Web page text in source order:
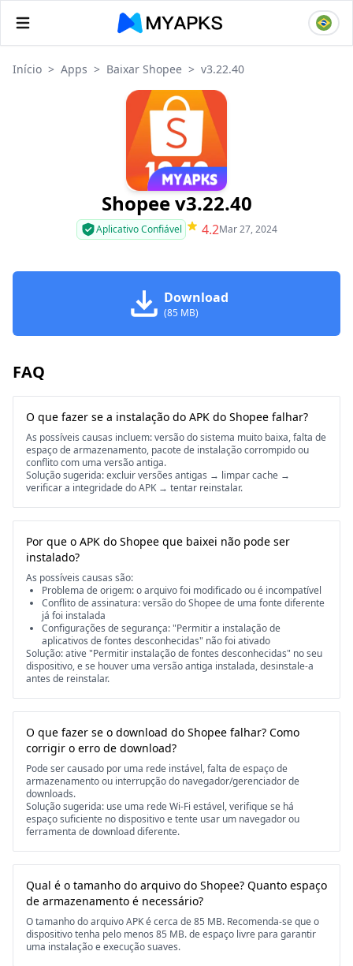
Início > Apps > Baixar Shopee > v3.22.40
Shopee v3.22.40
Aplicativo Confiável 4.2Mar 27, 2024
Download
(85 MB)
FAQ
O que fazer se a instalação do APK do Shopee falhar?
As possíveis causas incluem: versão do sistema muito baixa, falta de
espaço de armazenamento, pacote de instalação corrompido ou
conflito com uma versão antiga.
Solução sugerida: excluir versões antigas → limpar cache →
verificar a integridade do APK → tentar reinstalar.
Por que o APK do Shopee que baixei não pode ser
instalado?
As possíveis causas são:
Problema de origem: o arquivo foi modificado ou é incompatível
Conflito de assinatura: versão do Shopee de uma fonte diferente
já foi instalada
Configurações de segurança: "Permitir a instalação de
aplicativos de fontes desconhecidas" não foi ativado
Solução: ative "Permitir instalação de fontes desconhecidas" no seu
dispositivo, e se houver uma versão antiga instalada, desinstale-a
antes de reinstalar.
O que fazer se o download do Shopee falhar? Como
corrigir o erro de download?
Pode ser causado por uma rede instável, falta de espaço de
armazenamento ou interrupção do navegador/gerenciador de
downloads.
Solução sugerida: use uma rede Wi-Fi estável, verifique se há
espaço suficiente no dispositivo e tente usar um navegador ou
ferramenta de download diferente.
Qual é o tamanho do arquivo do Shopee? Quanto espaço
de armazenamento é necessário?
O tamanho do arquivo APK é cerca de 85 MB. Recomenda-se que o
dispositivo tenha pelo menos 85 MB. de espaço livre para garantir
uma instalação e execução suaves.